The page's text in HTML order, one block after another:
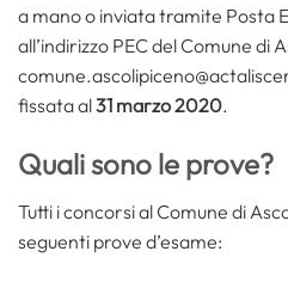
a mano o inviata tramite Posta
all’indirizzo PEC del Comune di
fissata al31 marzo 2020.
Quali sono le prove?
Tutti i concorsi al Comune di
seguenti prove d’esame: